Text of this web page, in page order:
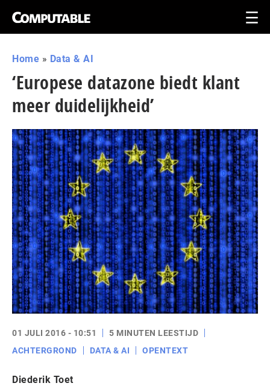
Home » Data & AI
‘Europese datazone biedt klant
meer duidelijkheid’
01 JULI 2016 - 10:51
5 MINUTEN LEESTIJD
ACHTERGROND
DATA & AI OPENTEXT
Diederik Toet